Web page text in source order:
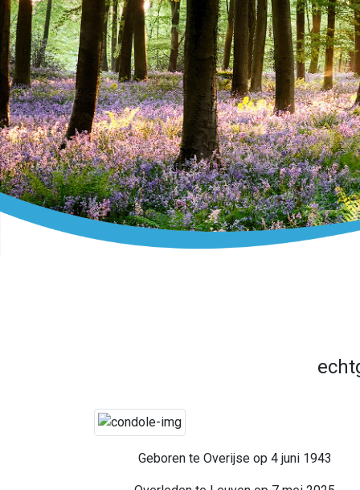
Geboren te Overijse op 4 juni 1943